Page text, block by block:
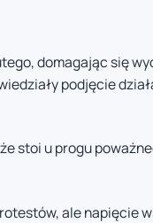
domagając się
podjęcie
stoi u progu
ale napięcie